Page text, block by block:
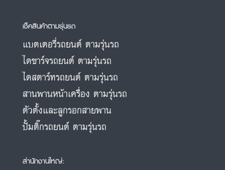
เช็คสินค้าตามรุ่นรถ
แบตเตอรี่รถยนต์ ตามรุ่นรถ
ไดชาร์จรถยนต์ ตามรุ่นรถ
ไดสตาร์ทรถยนต์ ตามรุ่นรถ
สานพานหน้าเครื่อง ตามรุ่นรถ
ตัวตั้งและลูกรอกสายพาน
ปั้มติ๊กรถยนต์ ตามรุ่นรถ
สำนักงานใหญ่: